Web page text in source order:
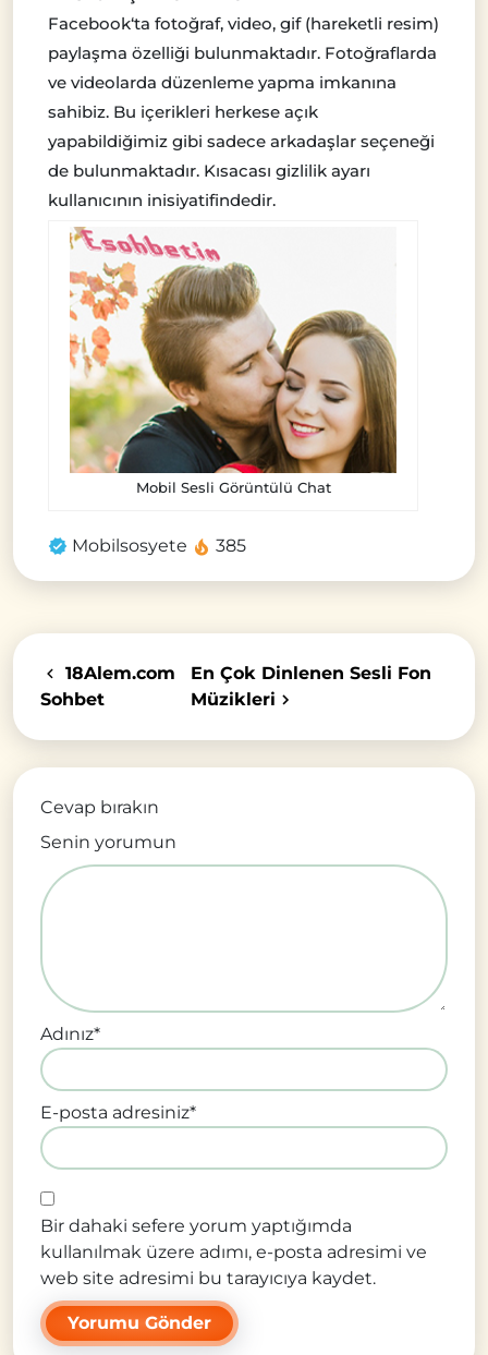
Facebook‘ta fotoğraf, video, gif (hareketli resim)
paylaşma özelliği bulunmaktadır. Fotoğraflarda
ve videolarda düzenleme yapma imkanına
sahibiz. Bu içerikleri herkese açık
yapabildiğimiz gibi sadece arkadaşlar seçeneği
de bulunmaktadır. Kısacası gizlilik ayarı
kullanıcının inisiyatifindedir.
Mobil Sesli Görüntülü Chat
Mobilsosyete 385
18Alem.com
Sohbet
En Çok Dinlenen Sesli Fon
Müzikleri
Cevap bırakın
Senin yorumun
Adınız*
E-posta adresiniz*
Bir dahaki sefere yorum yaptığımda
kullanılmak üzere adımı, e-posta adresimi ve
web site adresimi bu tarayıcıya kaydet.